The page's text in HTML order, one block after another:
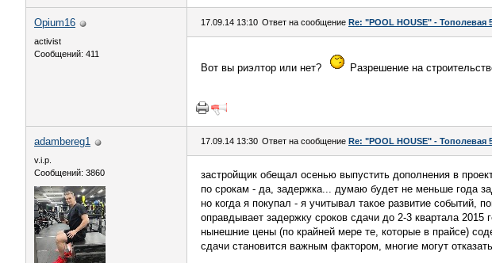
Opium16
activist
Сообщений: 411
17.09.14 13:10 Ответ на сообщение Re: "POOL HOUSE" - Тополевая
Вот вы риэлтор или нет? Разрешение на
adambereg1
v.i.p.
Сообщений: 3860
17.09.14 13:30 Ответ на сообщение Re: "POOL HOUSE" - Тополевая
застройщик обещал осенью выпустить дополнения в
по срокам - да, задержка... думаю будет не меньше года
но когда я покупал - я учитывал такое развитие событий,
оправдывает задержку сроков сдачи до 2-3 квартала 2015
нынешние цены (по крайней мере те, которые в прайсе)
сдачи становится важным фактором, многие могут